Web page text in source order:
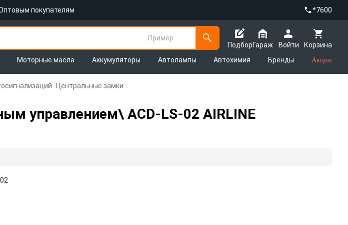
покупателям *7600
Пример
Подбор
Корзина
Гараж
Войти
Моторные масла Аккумуляторы Автолампы Автохимия Бренды Акции
Центральные замки
управлением\ ACD-LS-02 AIRLINE